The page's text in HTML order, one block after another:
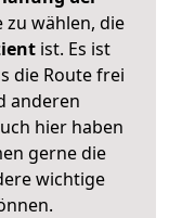
zu wählen, die
ist. Es ist
die Route frei
anderen
hier haben
gerne die
wichtige